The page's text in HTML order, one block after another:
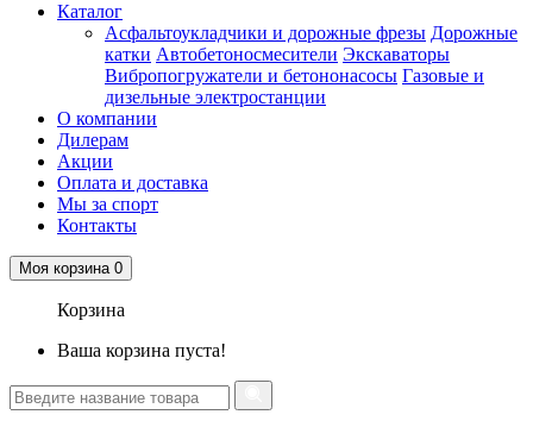
Каталог
Асфальтоукладчики и дорожные фрезы Дорожные
катки Автобетоносмесители Экскаваторы
Вибропогружатели и бетононасосы Газовые и
дизельные электростанции
О компании
Дилерам
Акции
Оплата и доставка
Мы за спорт
Контакты
Моя корзина 0
Корзина
Ваша корзина пуста!